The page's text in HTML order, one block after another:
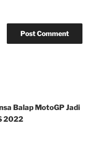
Balap MotoGP Jadi
2022